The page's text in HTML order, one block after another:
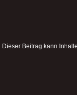
Dieser Beitrag kann